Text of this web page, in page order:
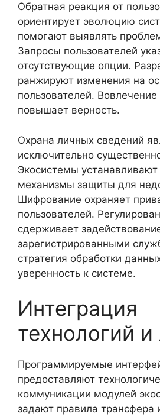
Обратная реакция от
ориентирует эволюцию
помогают выявлять
Запросы пользователей
отсутствующие опции.
ранжируют изменения на
пользователей. Вовлечение
повышает верность.
Охрана личных сведений
исключительно
Экосистемы
механизмы защиты для
Шифрование охраняет
пользователей.
сдерживает
зарегистрированными
стратегия обработки
уверенность к системе.
Интеграция
технологий и
Программируемые
предоставляют
коммуникации модулей
задают правила трансфера